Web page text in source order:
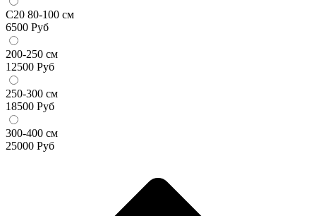
С20 80-100 см
6500 Руб
200-250 см
12500 Руб
250-300 см
18500 Руб
300-400 см
25000 Руб